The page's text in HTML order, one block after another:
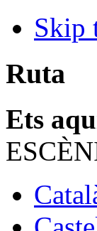
Skip
Ruta
Ets